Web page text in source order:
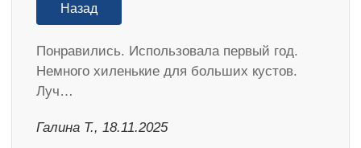
Назад
Понравились. Использовала первый год.
Немного хиленькие для больших кустов.
Луч…
Галина Т., 18.11.2025